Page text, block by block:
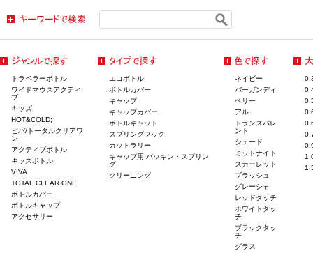
トラベラーボトル
ワイドマウスアクティ
ブ
キッズ
HOT&COLD;
ビバ/トータルクリアワ
ン
アクティブボトル
キッズボトル
VIVA
TOTAL CLEAR ONE
ボトルカバー
ボトルキャップ
アクセサリー
エコボトル
ボトルカバー
キャップ
キャップカバー
ボトルキャット
スプリングフック
カットラリー
キャップ用 パッキン・スプリン
グ
クリーニング
ネイビー
バーガンディ
ベリー
アル
トランスパレ
ント
シェード
ミッドナイト
スカーレット
ブラッシュ
グレーシャ
レッドタッチ
ホワイトタッ
チ
ブラックタッ
チ
グラス